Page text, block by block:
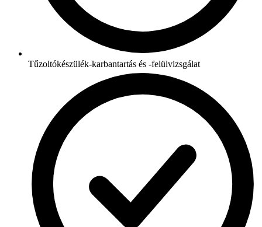
Tűzoltókészülék-karbantartás és -felülvizsgálat